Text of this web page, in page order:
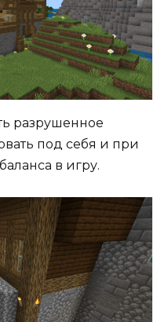
разрушенное
под себя и при
в игру.